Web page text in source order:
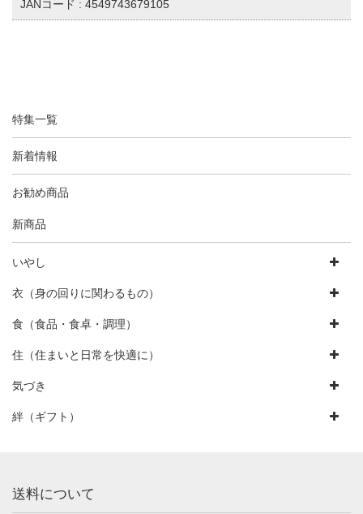
JANコード : 4549743679105
特集一覧
新着情報
お勧め商品
新商品
いやし
衣（身の回りに関わるもの）
食（食品・食卓・調理）
住（住まいと日常を快適に）
気づき
絆（ギフト）
送料について